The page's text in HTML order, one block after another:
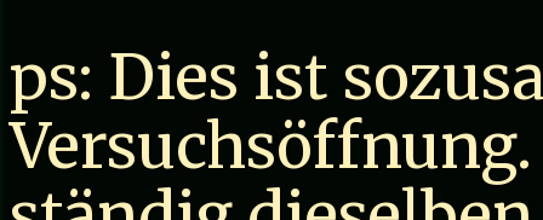
ps: Dies ist